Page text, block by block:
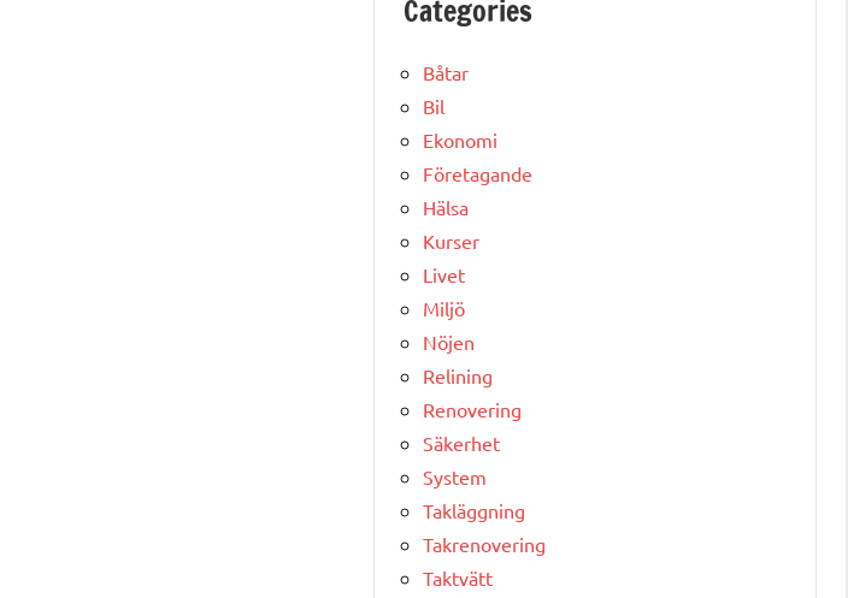
Categories
Båtar
Bil
Ekonomi
Företagande
Hälsa
Kurser
Livet
Miljö
Nöjen
Relining
Renovering
Säkerhet
System
Takläggning
Takrenovering
Taktvätt